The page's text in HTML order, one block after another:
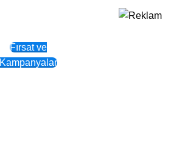
Fırsat ve
Kampanyalar